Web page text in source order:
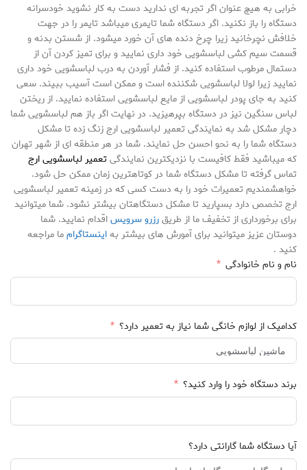
خرابی به هیچ عنوان اگر تجربه ای ندارید دست به کار نشوید خودسرانه
دستگاه را باز نکنید. اگر دستگاه شما تایمری میباشد تایمر را در جهت
خلافش نچرخانید زیرا چرخ دنده های آن خورد میشود. از شستن بدنه و
قسمت سیم کشی لباسشویی خود داری نمایید و برای تمیز کردن آن از
دستمال مرطوب استفاده کنید. از فشار آوردن به درب لباسشویی خود داری
نمایید زیرا لولا لباسشویی شکننده است و ممکن است آسیب ببیند. سعی
کنید به جای پودر لباسشویی از مایع لباسشویی استفاده نمایید. از ریختن
لباس سنگین نیز در دستگاه بپرهیزید. در نهایت اگر باز هم لباسشویی شما
دچار مشکل شد به نمایندگی تعمیر لباسشویی ارج زنگ زده تا مشکل
دستگاه شما را به نحو احسن حل نمایند. شما در هر منطقه ای از شهر تهران
که میباشید فقط کافیست با نزدیکترین نمایندگیتعمیر لباسشویی ارج
تماس گرفته تا مشکل دستگاه شما در کوتاهترین زمان ممکن حل شود.
خواهشمندیم تعمیرات خود را به دست کسی که در زمینه تعمیر لباسشویی
ارج تخصص دارد بسپارید تا مشکل دستگاهتان بیشتر نشود. شما میتوانید
برای برخورداری از تخفیف ما از طریقرزرو سرویساقدام نمایید. شما
دوستان عزیز میتوانید برای آمورش های بیشتر بهاینستاگرامما مراجعه
کنید .
نام و نام خانوادگی
کدامیک از لوازم خانگی شما نیاز به تعمیر دارد؟
برند دستگاه خود را وارد کنید؟
آیا دستگاه شما گارانتی دارد؟